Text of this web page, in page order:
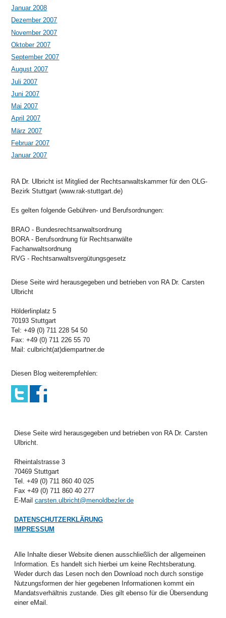
Januar 2008
Dezember 2007
November 2007
Oktober 2007
September 2007
August 2007
Juli 2007
Juni 2007
Mai 2007
April 2007
März 2007
Februar 2007
Januar 2007
RA Dr. Ulbricht ist Mitglied der Rechtsanwaltskammer für den OLG-
Bezirk Stuttgart (www.rak-stuttgart.de)
Es gelten folgende Gebühren- und Berufsordnungen:
BRAO - Bundesrechtsanwaltsordnung
BORA - Berufsordnung für Rechtsanwälte
Fachanwaltsordnung
RVG - Rechtsanwaltsvergütungsgesetz
Diese Seite wird herausgegeben und betrieben von RA Dr. Carsten
Ulbricht
Hölderlinplatz 5
70193 Stuttgart
Tel: +49 (0) 711 228 54 50
Fax: +49 (0) 711 226 55 70
Mail: culbricht(at)diempartner.de
Diesen Blog weiterempfehlen:
Diese Seite wird herausgegeben und betrieben von RA Dr. Carsten
Ulbricht.
Rheintalstrasse 3
70469 Stuttgart
Tel. +49 (0) 711 860 40 025
Fax +49 (0) 711 860 40 277
E-Mail carsten.ulbricht@menoldbezler.de
DATENSCHUTZERKLÄRUNG
IMPRESSUM
Alle Inhalte dieser Website dienen ausschließlich der allgemeinen
Information. Es handelt sich hierbei um keine Rechtsberatung.
Weder durch das Lesen noch den Download noch durch sonstige
Nutzungsformen der hier gegebenen Informationen kommt ein
Mandatsverhältnis zustande. Dies gilt ebenso für die Übersendung
einer eMail.